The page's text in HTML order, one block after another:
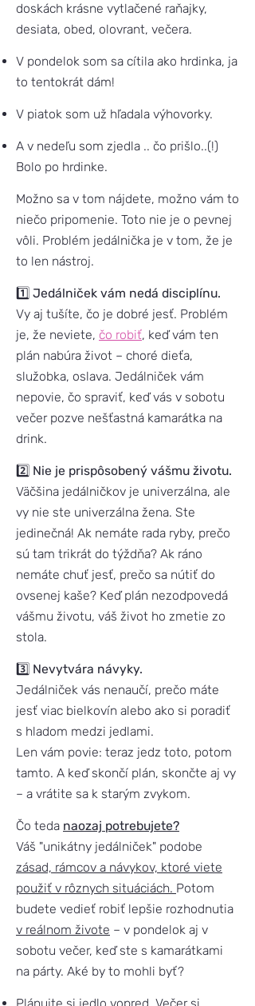
doskách krásne vytlačené raňajky,
desiata, obed, olovrant, večera.
V pondelok som sa cítila ako hrdinka, ja
to tentokrát dám!
V piatok som už hľadala výhovorky.
A v nedeľu som zjedla .. čo prišlo..(!)
Bolo po hrdinke.
Možno sa v tom nájdete, možno vám to
niečo pripomenie. Toto nie je o pevnej
vôli. Problém jedálnička je v tom, že je
to len nástroj.
1️⃣ Jedálniček vám nedá disciplínu.
Vy aj tušíte, čo je dobré jesť. Problém
je, že neviete, čo robiť, keď vám ten
plán nabúra život – choré dieťa,
služobka, oslava. Jedálniček vám
nepovie, čo spraviť, keď vás v sobotu
večer pozve nešťastná kamarátka na
drink.
2️⃣ Nie je prispôsobený vášmu životu.
Väčšina jedálničkov je univerzálna, ale
vy nie ste univerzálna žena. Ste
jedinečná! Ak nemáte rada ryby, prečo
sú tam trikrát do týždňa? Ak ráno
nemáte chuť jesť, prečo sa nútiť do
ovsenej kaše? Keď plán nezodpovedá
vášmu životu, váš život ho zmetie zo
stola.
3️⃣ Nevytvára návyky.
Jedálniček vás nenaučí, prečo máte
jesť viac bielkovín alebo ako si poradiť
s hladom medzi jedlami.
Len vám povie: teraz jedz toto, potom
tamto. A keď skončí plán, skončte aj vy
– a vrátite sa k starým zvykom.
Čo teda naozaj potrebujete?
Váš "unikátny jedálniček" podobe
zásad, rámcov a návykov, ktoré viete
použiť v rôznych situáciách. Potom
budete vedieť robiť lepšie rozhodnutia
v reálnom živote – v pondelok aj v
sobotu večer, keď ste s kamarátkami
na párty. Aké by to mohli byť?